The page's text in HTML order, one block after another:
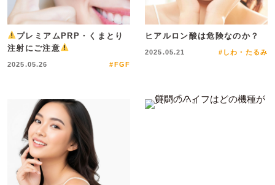
プレミアムPRP・くまとり
注射にご注意
2025.05.26 #FGF
ヒアルロン酸は危険なのか？
2025.05.21 #しわ・たるみ